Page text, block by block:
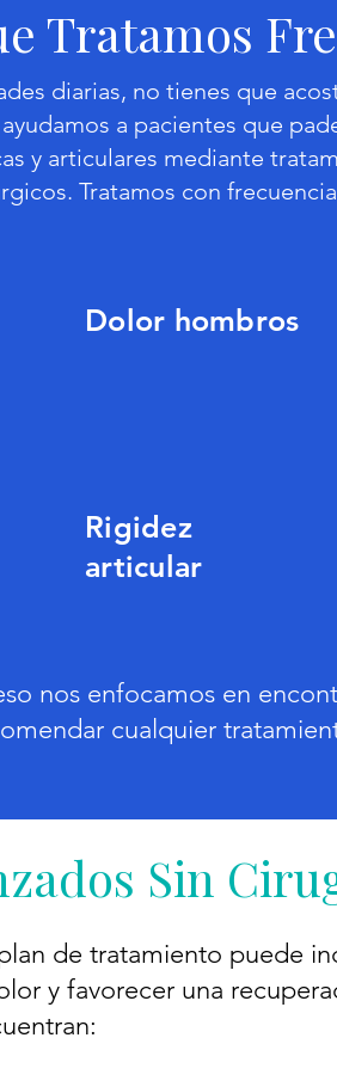
Tratamos
diarias, no tienes que
a pacientes que
y articulares mediante
Tratamos con
Dolor hombros
Rigidez
articular
nos enfocamos en
cualquier
Sin
de tratamiento puede
y favorecer una